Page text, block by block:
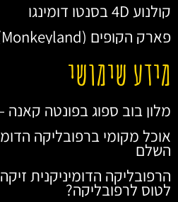
קולנוע 4D בסנטו דומינגו
פארק הקופים (Monkeyland) בפונטה קאנה
מידע שימושי
מלון בוב ספוג בפונטה קאנה –
אוכל מקומי ברפובליקה
השלם
הרפובליקה הדומיניקנית
לטוס לרפובליקה?